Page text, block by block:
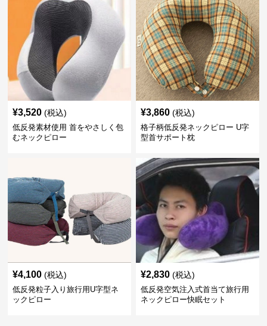
¥3,520 (税込)
低反発素材使用 首をやさしく包
むネックピロー
¥3,860 (税込)
格子柄低反発ネックピロー U字
型首サポート枕
¥4,100 (税込)
低反発粒子入り旅行用U字型ネ
ックピロー
¥2,830 (税込)
低反発空気注入式首当て旅行用
ネックピロー快眠セット